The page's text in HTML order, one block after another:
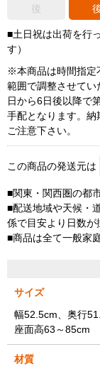
後
■土日祝は出荷を行
す）
※本商品は時間指
範囲で調整させて
日から6日後以降で
手配となります。
ご注意下さい。
この商品の発送元は
■関東・関西圏の都
■配送地域や天候・
係で目安より日数が
■商品は全て一般家
サイズ
幅52.5cm、奥行
座面高63～85cm
材質